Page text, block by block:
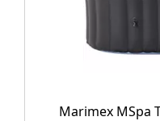
Marimex MSpa